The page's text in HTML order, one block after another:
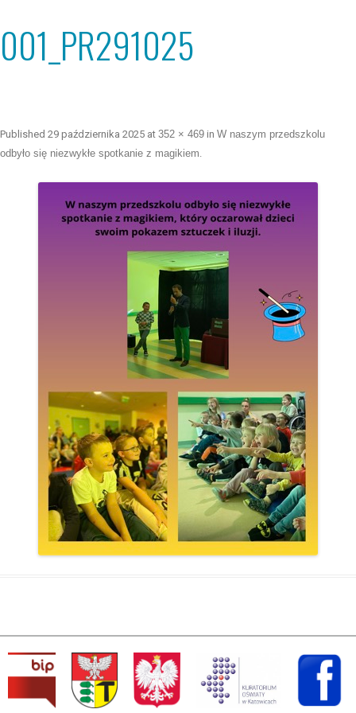
001_PR291025
Published 29 października 2025 at 352 × 469 in W naszym przedszkolu
odbyło się niezwykłe spotkanie z magikiem.